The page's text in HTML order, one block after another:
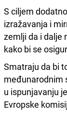
S ciljem
izražavanja i
zemlji da i dalje
kako bi se
Smatraju da bi
međunarodnim
u ispunjavanju
Evropske